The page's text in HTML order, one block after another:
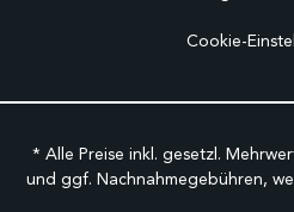
Cookie-
* Alle Preise inkl. gesetzl.
und ggf. Nachnahmegebühren,